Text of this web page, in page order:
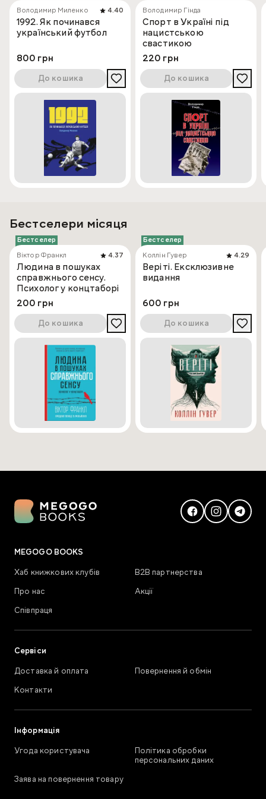
Володимир Миленко 4.40
1992. Як починався
український футбол
800 грн
До кошика
Володимир Гінда
Спорт в Україні під
нацистською
свастикою
220 грн
До кошика
Бестселери місяця
Бестселер
Віктор Франкл
4.37
Людина в пошуках
справжнього сенсу.
Психолог у концтаборі
200 грн
До кошика
Бестселер
Коллін Гувер
4.29
Веріті. Ексклюзивне
видання
600 грн
До кошика
MEGOGO BOOKS
Хаб книжкових клубів
В2В партнерства
Про нас
Акції
Співпраця
Сервіси
Доставка й оплата
Повернення й обмін
Контакти
Інформація
Угода користувача
Політика обробки
персональних даних
Заява на повернення товару